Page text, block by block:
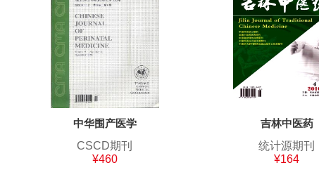
中华围产医学
CSCD期刊
¥460
吉林中医药
统计源期刊
¥164